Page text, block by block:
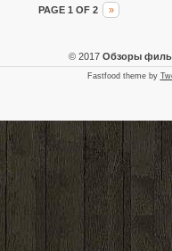
PAGE 1 OF 2 »
© 2017 Обзоры
Fastfood theme by